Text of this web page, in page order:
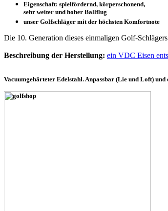
Eigenschaft: spielfördernd, körperschonend,
sehr weiter und hoher Ballflug
unser Golfschläger mit der höchsten Komfortnote
Die 10. Generation dieses einmaligen Golf-
Beschreibung der Herstellung: ein VDC Eisen
Vacuumgehärteter Edelstahl. Anpassbar (Lie und Loft)